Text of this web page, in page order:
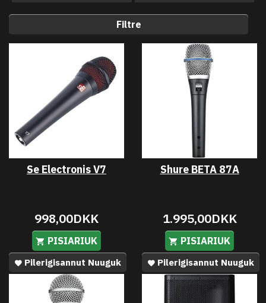
Filtre
Se Electronis V7
998,00DKK
PISIARIUK
Pilerigisannut Nuuguk
Shure BETA 87A
1.995,00DKK
PISIARIUK
Pilerigisannut Nuuguk